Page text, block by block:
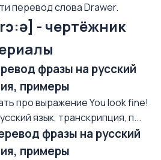
перевод слова Drawer.
- чертёжник
фразы на русский
примеры
про выражение You look fine!
язык, транскрипция, п...
фразы на русский
примеры